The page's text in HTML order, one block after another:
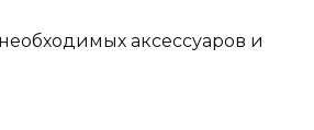
аксессуаров и